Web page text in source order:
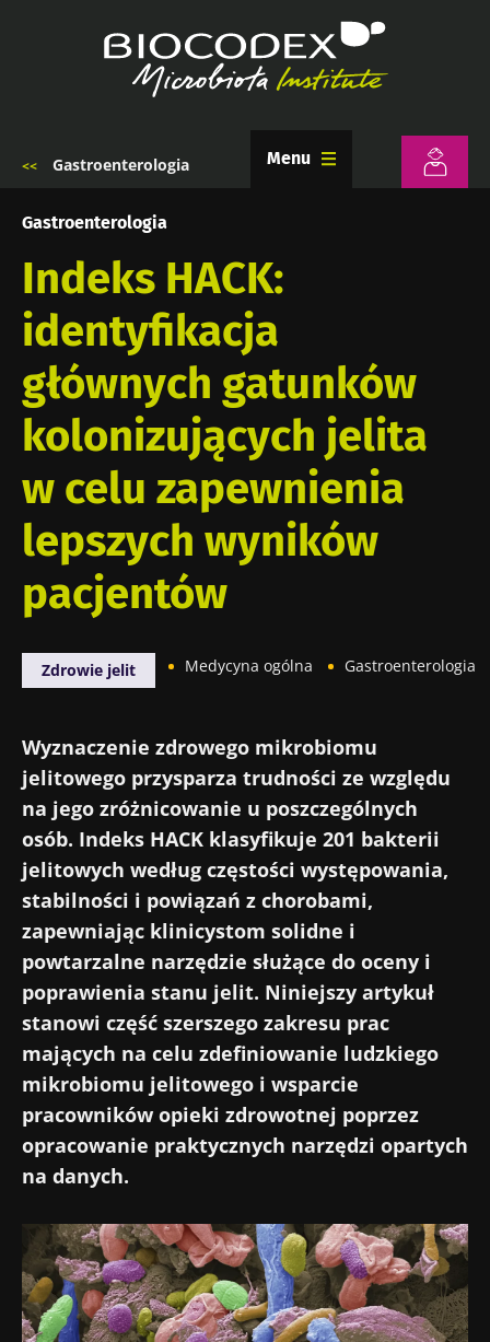
Gastroenterologia Menu
Gastroenterologia
Indeks HACK:
identyfikacja
głównych gatunków
kolonizujących jelita
w celu zapewnienia
lepszych wyników
pacjentów
Zdrowie jelit Medycyna ogólna Gastroenterologia
Wyznaczenie zdrowego mikrobiomu
jelitowego przysparza trudności ze względu
na jego zróżnicowanie u poszczególnych
osób. Indeks HACK klasyfikuje 201 bakterii
jelitowych według częstości występowania,
stabilności i powiązań z chorobami,
zapewniając klinicystom solidne i
powtarzalne narzędzie służące do oceny i
poprawienia stanu jelit. Niniejszy artykuł
stanowi część szerszego zakresu prac
mających na celu zdefiniowanie ludzkiego
mikrobiomu jelitowego i wsparcie
pracowników opieki zdrowotnej poprzez
opracowanie praktycznych narzędzi opartych
na danych.